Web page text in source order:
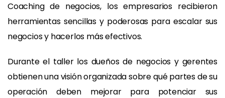
Coaching de negocios, los empresarios recibieron
herramientas sencillas y poderosas para escalar sus
negocios y hacerlos más efectivos.
Durante el taller los dueños de negocios y gerentes
obtienen una visión organizada sobre qué partes de su
operación deben mejorar para potenciar sus